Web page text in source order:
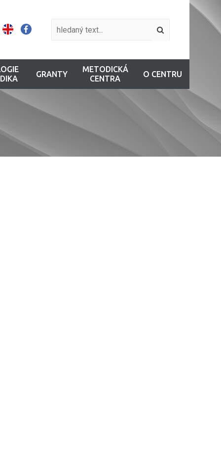
GRANTY
METODICKÁ
CENTRA
O CENTRU